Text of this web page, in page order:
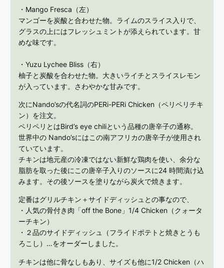
・Mango Fresca（左）
マンゴーを炭酸と合わせた物。ライムのスライス入りで、
グラスの上にはフレッシュミントが添えられています。甘
めな味です。
・Yuzu Lychee Bliss（右）
柚子と炭酸を合わせた物。大きいライチとスライスレモン
が入っています。さわやかな甘みです。
次にNando’sの代名詞のPERi-PERi Chicken（ペリペリチキ
ン）を注文。
ペリペリとはBird’s eye chiliという品種の唐辛子の通称。
世界中の Nando’sにはこの南アフリカの唐辛子が使用され
ていています。
チキンは地元産の冷凍ではない新鮮な鶏肉を使い、余分な
脂肪を取った後にこの唐辛子入りのソースに24 時間漬け込
みます。その後ソースを塗りながら炭火で焼きます。
定番はグリルチキン＋サイドディッシュとの事なので、
・人気の骨付き肉「off the Bone」1/4 Chicken（クォータ
ーチキン）
・２品のサイドディッシュ（フライドポテトと焼きとうも
ろこし）…をオーダーしました。
チキンは他に骨なしもあり、サイズも他に1/2 Chicken（ハ